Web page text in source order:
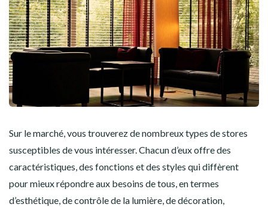
Sur le marché, vous trouverez de nombreux types de stores
susceptibles de vous intéresser. Chacun d’eux offre des
caractéristiques, des fonctions et des styles qui diffèrent
pour mieux répondre aux besoins de tous, en termes
d’esthétique, de contrôle de la lumière, de décoration,